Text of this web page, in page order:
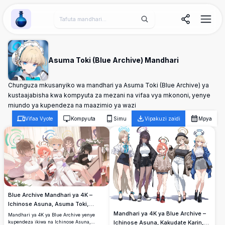
Wallpaper Alchemy
Asuma Toki (Blue Archive) Mandhari
Chunguza mkusanyiko wa mandhari ya Asuma Toki (Blue Archive) ya
kustaajabisha kwa kompyuta za mezani na vifaa vya mkononi, yenye
miundo ya kupendeza na maazimio ya wazi
Vifaa Vyote Kompyuta Simu Vipakuzi zaidi Mpya
Blue Archive Mandhari ya 4K –
Ichinose Asuna, Asuma Toki,
Mikamo Neru, Murokasa Akane &
Kakudate Karin
Mandhari ya 4K ya Blue Archive yenye
kupendeza ikiwa na Ichinose Asuna,
Mandhari ya 4K ya Blue Archive –
Ichinose Asuna, Kakudate Karin,